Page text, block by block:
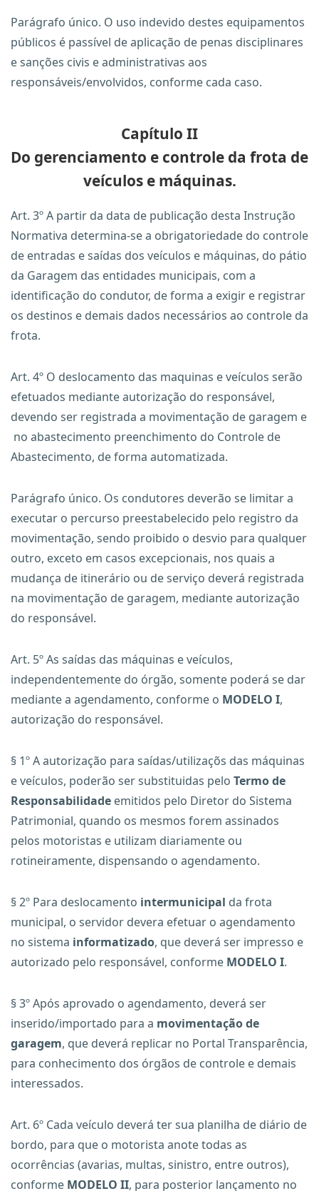
Parágrafo único. O uso indevido destes equipamentos
públicos é passível de aplicação de penas disciplinares
e sanções civis e administrativas aos
responsáveis/envolvidos, conforme cada caso.
Capítulo II
Do gerenciamento e controle da frota de
veículos e máquinas.
Art. 3º A partir da data de publicação desta Instrução
Normativa determina-se a obrigatoriedade do controle
de entradas e saídas dos veículos e máquinas, do pátio
da Garagem das entidades municipais, com a
identificação do condutor, de forma a exigir e registrar
os destinos e demais dados necessários ao controle da
frota.
Art. 4º O deslocamento das maquinas e veículos serão
efetuados mediante autorização do responsável,
devendo ser registrada a movimentação de garagem e
no abastecimento preenchimento do Controle de
Abastecimento, de forma automatizada.
Parágrafo único. Os condutores deverão se limitar a
executar o percurso preestabelecido pelo registro da
movimentação, sendo proibido o desvio para qualquer
outro, exceto em casos excepcionais, nos quais a
mudança de itinerário ou de serviço deverá registrada
na movimentação de garagem, mediante autorização
do responsável.
Art. 5º As saídas das máquinas e veículos,
independentemente do órgão, somente poderá se dar
mediante a agendamento, conforme o MODELO I,
autorização do responsável.
§ 1º A autorização para saídas/utilizaçõs das máquinas
e veículos, poderão ser substituidas pelo Termo de
Responsabilidade emitidos pelo Diretor do Sistema
Patrimonial, quando os mesmos forem assinados
pelos motoristas e utilizam diariamente ou
rotineiramente, dispensando o agendamento.
§ 2º Para deslocamento intermunicipal da frota
municipal, o servidor devera efetuar o agendamento
no sistema informatizado, que deverá ser impresso e
autorizado pelo responsável, conforme MODELO I.
§ 3º Após aprovado o agendamento, deverá ser
inserido/importado para a movimentação de
garagem, que deverá replicar no Portal Transparência,
para conhecimento dos órgãos de controle e demais
interessados.
Art. 6º Cada veículo deverá ter sua planilha de diário de
bordo, para que o motorista anote todas as
ocorrências (avarias, multas, sinistro, entre outros),
conforme MODELO II, para posterior lançamento no